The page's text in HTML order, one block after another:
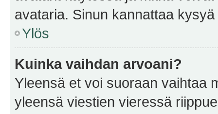
avataria. Sinun kannattaa
Ylös
Kuinka vaihdan arvoani?
Yleensä et voi suoraan vaihtaa
yleensä viestien vieressä